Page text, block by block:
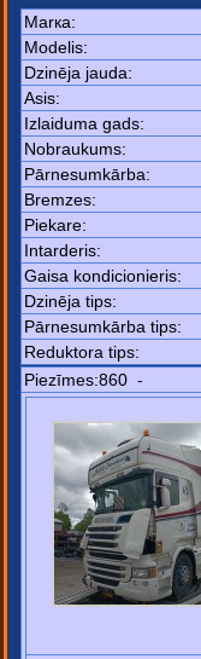
Маrка:
Моdelis:
Dzinēja jauda:
Asis:
Izlaiduma gads:
Nobraukums:
Pārnesumkārba:
Bremzes:
Piekare:
Intarderis:
Gaisa kondicionieris:
Dzinēja tips:
Pārnesumkārba tips:
Reduktora tips:
Piezīmes:860 -